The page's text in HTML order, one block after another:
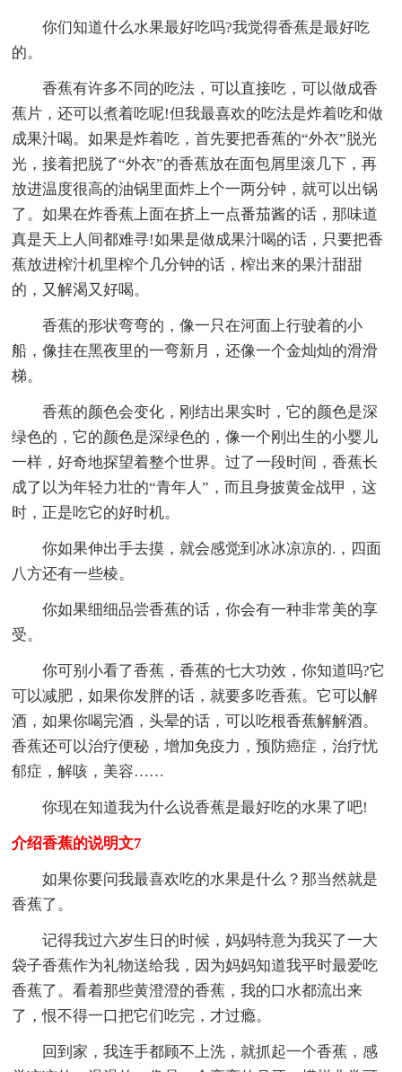
你们知道什么水果最好吃吗?我觉得香蕉是最好吃
的。
香蕉有许多不同的吃法，可以直接吃，可以做成香
蕉片，还可以煮着吃呢!但我最喜欢的吃法是炸着吃和做
成果汁喝。如果是炸着吃，首先要把香蕉的“外衣”脱光
光，接着把脱了“外衣”的香蕉放在面包屑里滚几下，再
放进温度很高的油锅里面炸上个一两分钟，就可以出锅
了。如果在炸香蕉上面在挤上一点番茄酱的话，那味道
真是天上人间都难寻!如果是做成果汁喝的话，只要把香
蕉放进榨汁机里榨个几分钟的话，榨出来的果汁甜甜
的，又解渴又好喝。
香蕉的形状弯弯的，像一只在河面上行驶着的小
船，像挂在黑夜里的一弯新月，还像一个金灿灿的滑滑
梯。
香蕉的颜色会变化，刚结出果实时，它的颜色是深
绿色的，它的颜色是深绿色的，像一个刚出生的小婴儿
一样，好奇地探望着整个世界。过了一段时间，香蕉长
成了以为年轻力壮的“青年人”，而且身披黄金战甲，这
时，正是吃它的好时机。
你如果伸出手去摸，就会感觉到冰冰凉凉的.，四面
八方还有一些棱。
你如果细细品尝香蕉的话，你会有一种非常美的享
受。
你可别小看了香蕉，香蕉的七大功效，你知道吗?它
可以减肥，如果你发胖的话，就要多吃香蕉。它可以解
酒，如果你喝完酒，头晕的话，可以吃根香蕉解解酒。
香蕉还可以治疗便秘，增加免疫力，预防癌症，治疗忧
郁症，解咳，美容……
你现在知道我为什么说香蕉是最好吃的水果了吧!
介绍香蕉的说明文7
如果你要问我最喜欢吃的水果是什么？那当然就是
香蕉了。
记得我过六岁生日的时候，妈妈特意为我买了一大
袋子香蕉作为礼物送给我，因为妈妈知道我平时最爱吃
香蕉了。看着那些黄澄澄的香蕉，我的口水都流出来
了，恨不得一口把它们吃完，才过瘾。
回到家，我连手都顾不上洗，就抓起一个香蕉，感